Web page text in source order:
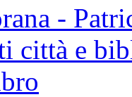
-
città e